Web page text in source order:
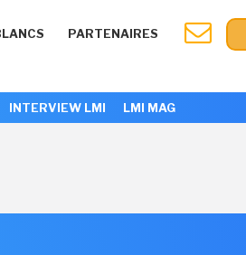
PARTENAIRES
INTERVIEW LMI LMI MAG